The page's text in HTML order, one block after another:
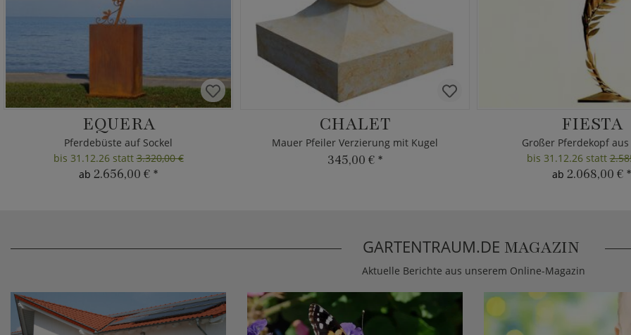
EQUERA
Pferdebüste auf Sockel
bis 31.12.26 statt3.320,00 €
ab 2.656,00 € *
CHALET
Mauer Pfeiler Verzierung mit Kugel
345,00 € *
FIESTA
Großer Pferdekopf
bis 31.12.26 statt
ab 2.068,00 € *
GARTENTRAUM.DE MAGAZIN
Aktuelle Berichte aus unserem Online-Magazin